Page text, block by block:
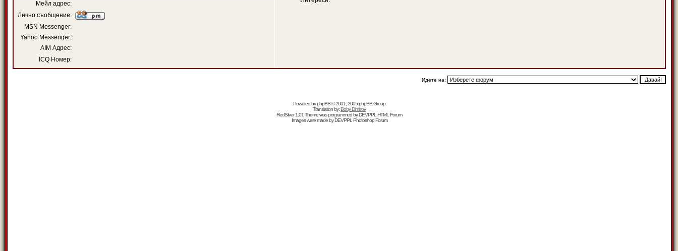
Мейл адрес:
Лично съобщение:
MSN Messenger:
Yahoo Messenger:
AIM Адрес:
ICQ Номер:
Идете на:
Powered byphpBB© 2001, 2005 phpBB Group
Translation by:Boby Dimitrov
RedSilver 1.01 Theme was programmed byDEVPPL HTML Forum
Images were made byDEVPPL Photoshop Forum